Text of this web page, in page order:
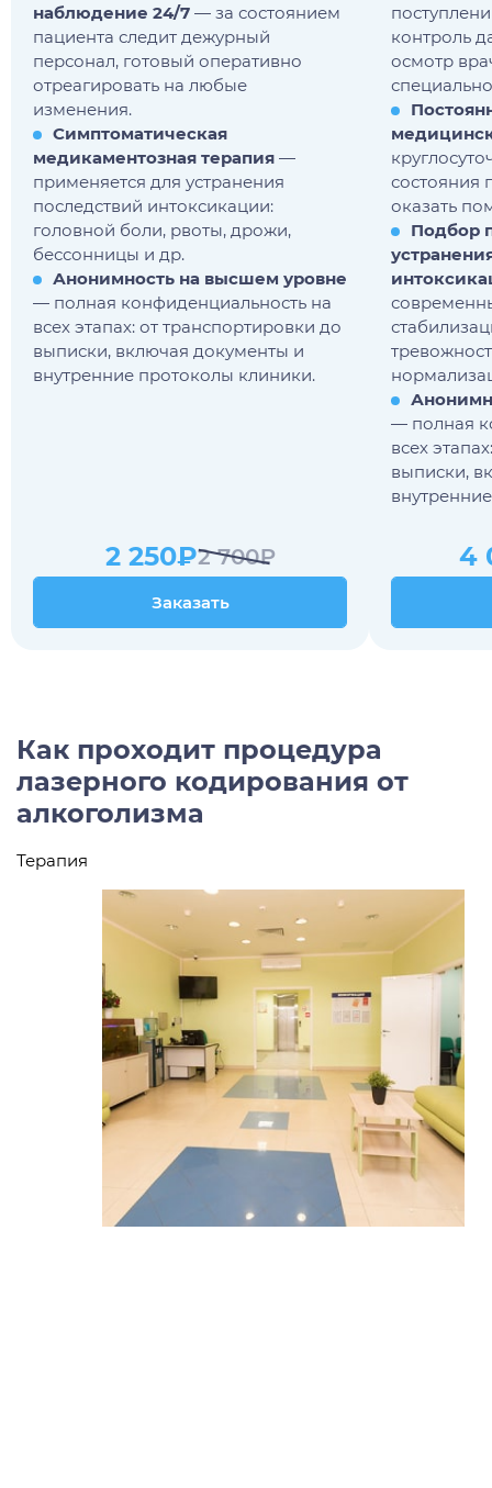
наблюдение 24/7 — за состоянием
пациента следит дежурный
персонал, готовый оперативно
отреагировать на любые
изменения.
Симптоматическая
медикаментозная терапия —
применяется для устранения
последствий интоксикации:
головной боли, рвоты, дрожи,
бессонницы и др.
Анонимность на высшем уровне
— полная конфиденциальность на
всех этапах: от транспортировки до
выписки, включая документы и
внутренние протоколы клиники.
2 250₽2 700₽
Заказать
Заказать
контроль
осмотр
состояния
оказать
Подбор
— полная
всех
выписки,
4
Как проходит процедура
лазерного кодирования от
алкоголизма
Терапия